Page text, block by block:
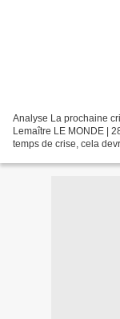
Analyse La prochaine
Lemaître LE MONDE |
temps de crise, cela